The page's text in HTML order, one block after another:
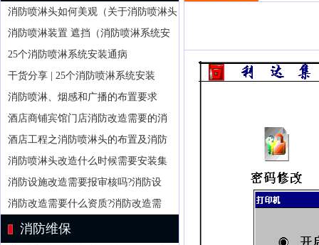
消防喷淋头如何美观（关于消防喷淋头
消防喷淋装置 遮挡（消防喷淋系统安
25个消防喷淋系统安装通病
干货分享 | 25个消防喷淋系统安装
消防喷淋、烟感和广播的布置要求
酒店商铺宾馆门店消防改造需要的消
酒店工程之消防喷淋头的布置及消防
消防喷淋头改造什么时候需要安装集
消防设施改造需要报审核吗?消防设
消防改造需要什么资质?消防改造需
消防维保